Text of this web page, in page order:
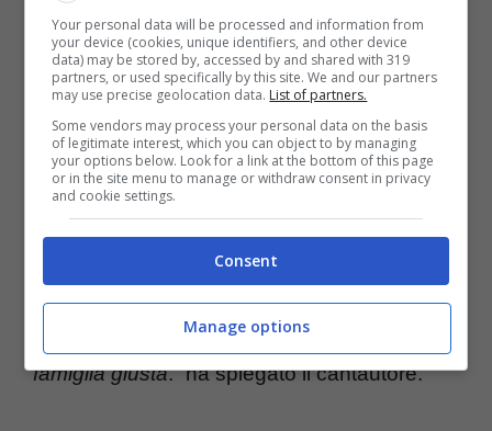
l’adolescenza con la madre. All’inizio,ha
rivelato lo stesso cantante ai microfoni del
Corriere della Sera, di non essersi reso
conto di non avere un padre. In merito ha
continuato affermando che sorride ogni volta
che ascolta discorsi sulla due figure
tradizionali come unica e sola garanzia di
era formata da mia madre e da me, la
famiglia giusta.” ha spiegato il cantautore.
Your personal data will be processed and information from
your device (cookies, unique identifiers, and other device
data) may be stored by, accessed by and shared with 319
partners, or used specifically by this site. We and our partners
may use precise geolocation data. List of partners.
Some vendors may process your personal data on the basis
of legitimate interest, which you can object to by managing
your options below. Look for a link at the bottom of this page
or in the site menu to manage or withdraw consent in privacy
and cookie settings.
Consent
Manage options